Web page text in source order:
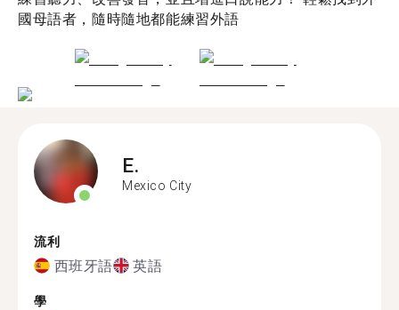
國母語者，隨時隨地都能練習外語
E.
Mexico City
流利
西班牙語 英語
學